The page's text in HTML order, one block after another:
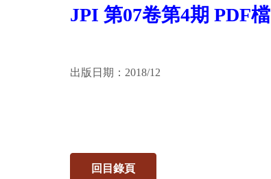
JPI 第07卷第4期 PDF檔
出版日期：2018/12
回目錄頁